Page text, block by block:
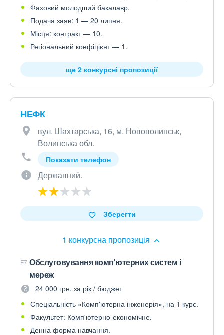
Фаховий молодший бакалавр.
Подача заяв: 1 — 20 липня.
Місця: контракт — 10.
Регіональний коефіцієнт — 1.
ще 2 конкурсні пропозиції
НЕФК
вул. Шахтарська, 16, м. Нововолинськ,
Волинська обл.
Показати телефон
Державний.
1 конкурсна пропозиція
Зберегти
F7 Обслуговування комп'ютерних систем і
мереж
24 000 грн. за рік / бюджет
Спеціальність «Комп'ютерна інженерія», на 1 курс.
Факультет: Комп'ютерно-економічне.
Денна форма навчання.